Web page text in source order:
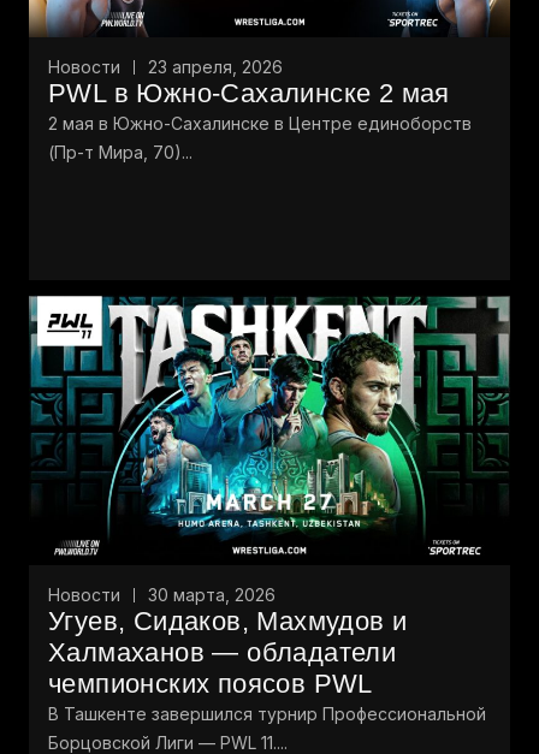
Новости 23 апреля, 2026
PWL в Южно-Сахалинске 2 мая
2 мая в Южно-Сахалинске в Центре единоборств
(Пр-т Мира, 70)...
Новости 30 марта, 2026
Угуев, Сидаков, Махмудов и
Халмаханов — обладатели
чемпионских поясов PWL
В Ташкенте завершился турнир Профессиональной
Борцовской Лиги — PWL 11....